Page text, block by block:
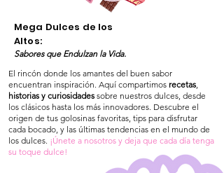
Mega Dulces de los
Altos:
Sabores que Endulzan la Vida.
El rincón donde los amantes del buen sabor
encuentran inspiración. Aquí compartimos recetas,
historias y curiosidades sobre nuestros dulces, desde
los clásicos hasta los más innovadores. Descubre el
origen de tus golosinas favoritas, tips para disfrutar
cada bocado, y las últimas tendencias en el mundo de
los dulces. ¡Únete a nosotros y deja que cada día tenga
su toque dulce!